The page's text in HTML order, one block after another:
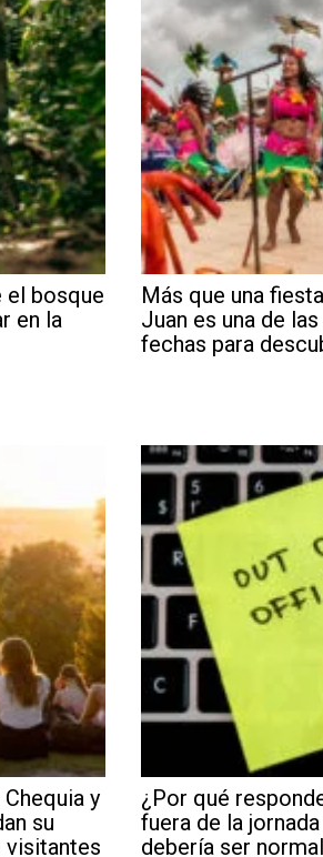
el bosque
en la
Más que una
Juan es una de
fechas para
y
su
visitantes
¿Por qué
fuera de la
debería ser